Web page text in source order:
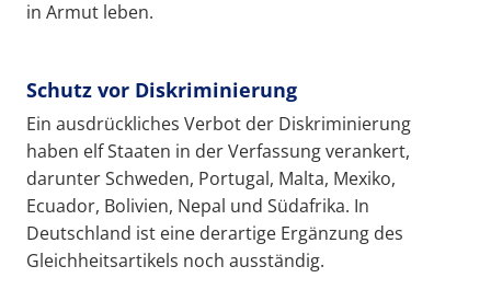
in Armut leben.
Schutz vor Diskriminierung
Ein ausdrückliches Verbot der Diskriminierung
haben elf Staaten in der Verfassung verankert,
darunter Schweden, Portugal, Malta, Mexiko,
Ecuador, Bolivien, Nepal und Südafrika. In
Deutschland ist eine derartige Ergänzung des
Gleichheitsartikels noch ausständig.